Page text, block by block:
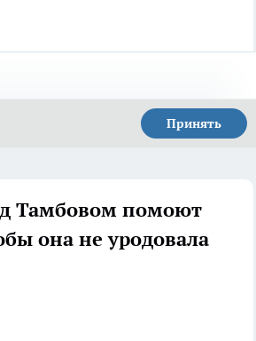
Принять
Тамбовом помоют
она не уродовала